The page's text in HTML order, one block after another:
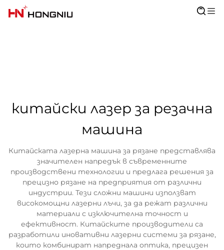
китайски лазер за резачна
машина
Китайската лазерна машина за рязане представлява
значителен напредък в съвременните
производствени технологии и предлага решения за
прецизно рязане на предприятия от различни
индустрии. Тези сложни машини използват
високомощни лазерни лъчи, за да режат различни
материали с изключителна точност и
ефективност. Китайските производители са
разработили иновативни лазерни системи за рязане,
които комбинират напреднала оптика, прецизен